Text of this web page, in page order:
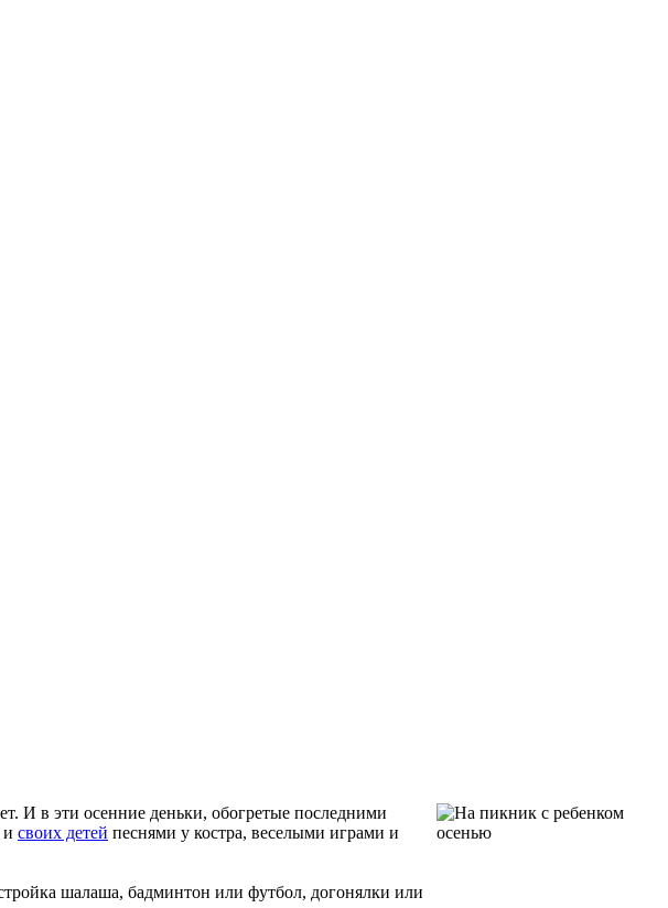
И в эти осенние деньки, обогретые последними
и своих детей песнями у костра, веселыми играми и
шалаша, бадминтон или футбол, догонялки или